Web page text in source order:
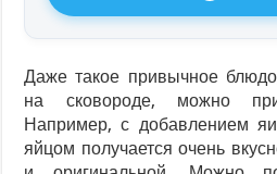
Даже такое привычное
на сковороде, можно
Например, с добавлением
яйцом получается очень